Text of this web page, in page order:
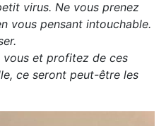
virus. Ne vous prenez
vous pensant intouchable.
vous et profitez de ces
ce seront peut-être les